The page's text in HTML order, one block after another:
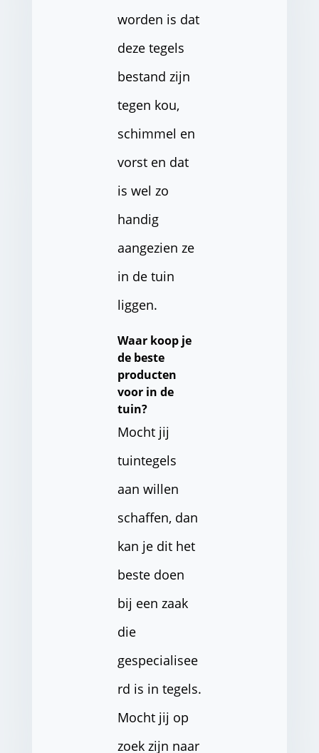
worden is dat
deze tegels
bestand zijn
tegen kou,
schimmel en
vorst en dat
is wel zo
handig
aangezien ze
in de tuin
liggen.
Waar koop je
de beste
producten
voor in de
tuin?
Mocht jij
tuintegels
aan willen
schaffen, dan
kan je dit het
beste doen
bij een zaak
die
gespecialisee
rd is in tegels.
Mocht jij op
zoek zijn naar